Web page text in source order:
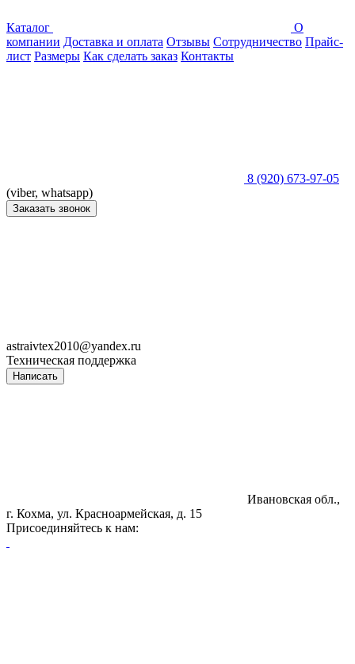
Каталог
О
компании Доставка и оплата Отзывы Сотрудничество Прайс-
лист Размеры Как сделать заказ Контакты
8 (920) 673-97-05
(viber, whatsapp)
Заказать звонок
astraivtex2010@yandex.ru
Техническая поддержка
Написать
Ивановская обл.,
г. Кохма, ул. Красноармейская, д. 15
Присоединяйтесь к нам: